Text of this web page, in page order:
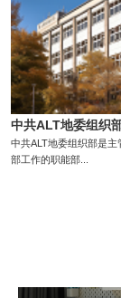
中共ALT地委组织
中共ALT地委组织部是主
部工作的职能部...